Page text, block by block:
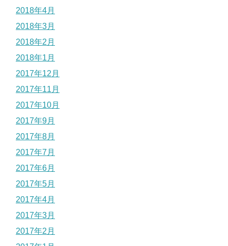
2018年4月
2018年3月
2018年2月
2018年1月
2017年12月
2017年11月
2017年10月
2017年9月
2017年8月
2017年7月
2017年6月
2017年5月
2017年4月
2017年3月
2017年2月